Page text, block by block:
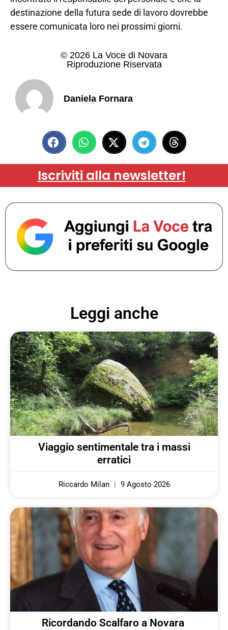
destinazione della futura sede di lavoro dovrebbe
essere comunicata loro nei prossimi giorni.
© 2026 La Voce di Novara
Riproduzione Riservata
Daniela Fornara
Iscriviti alla newsletter!
Leggi anche
Viaggio sentimentale tra i massi
erratici
Riccardo Milan 9 Agosto 2026
Ricordando Scalfaro a Novara